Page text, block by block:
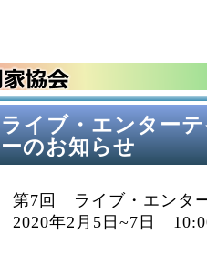
ライブ・エンター
ーのお知らせ
第7回 ライブ・エンタ
2020年2月5日~7日